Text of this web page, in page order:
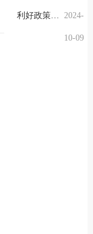
利好政策提振钢市信心，四季度行业需求或小幅上升 2024-
10-09